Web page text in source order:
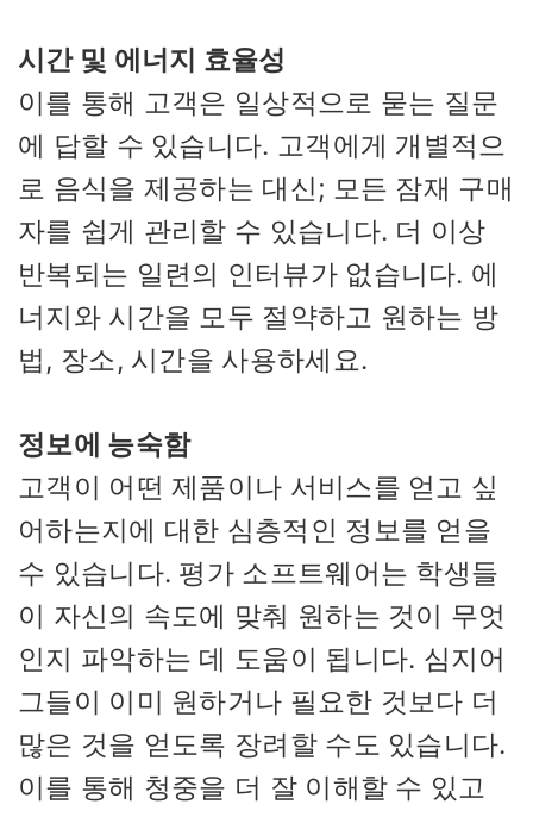
시간 및 에너지 효율성
이를 통해 고객은 일상적으로 묻는 질문
에 답할 수 있습니다. 고객에게 개별적으
로 음식을 제공하는 대신; 모든 잠재 구매
자를 쉽게 관리할 수 있습니다. 더 이상
반복되는 일련의 인터뷰가 없습니다. 에
너지와 시간을 모두 절약하고 원하는 방
법, 장소, 시간을 사용하세요.
정보에 능숙함
고객이 어떤 제품이나 서비스를 얻고 싶
어하는지에 대한 심층적인 정보를 얻을
수 있습니다. 평가 소프트웨어는 학생들
이 자신의 속도에 맞춰 원하는 것이 무엇
인지 파악하는 데 도움이 됩니다. 심지어
그들이 이미 원하거나 필요한 것보다 더
많은 것을 얻도록 장려할 수도 있습니다.
이를 통해 청중을 더 잘 이해할 수 있고